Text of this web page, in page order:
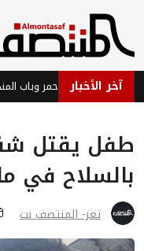
آخر الأخبار
طفل يقتل
بالسلاح في
تعز- المنتصف نت